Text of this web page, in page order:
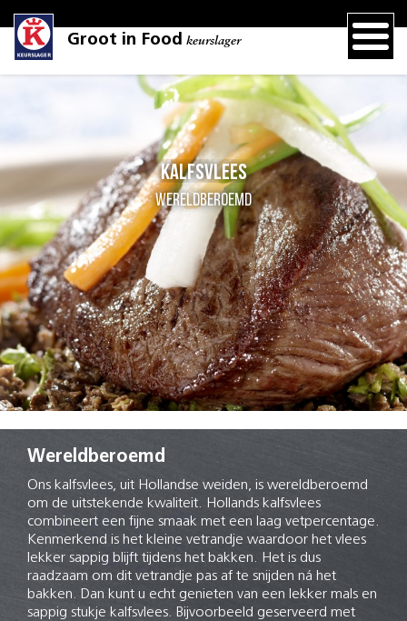
Groot in Food keurslager
Kalfsvlees
Wereldberoemd
Wereldberoemd
Ons kalfsvlees, uit Hollandse weiden, is wereldberoemd
om de uitstekende kwaliteit. Hollands kalfsvlees
combineert een fijne smaak met een laag vetpercentage.
Kenmerkend is het kleine vetrandje waardoor het vlees
lekker sappig blijft tijdens het bakken. Het is dus
raadzaam om dit vetrandje pas af te snijden ná het
bakken. Dan kunt u echt genieten van een lekker mals en
sappig stukje kalfsvlees. Bijvoorbeeld geserveerd met